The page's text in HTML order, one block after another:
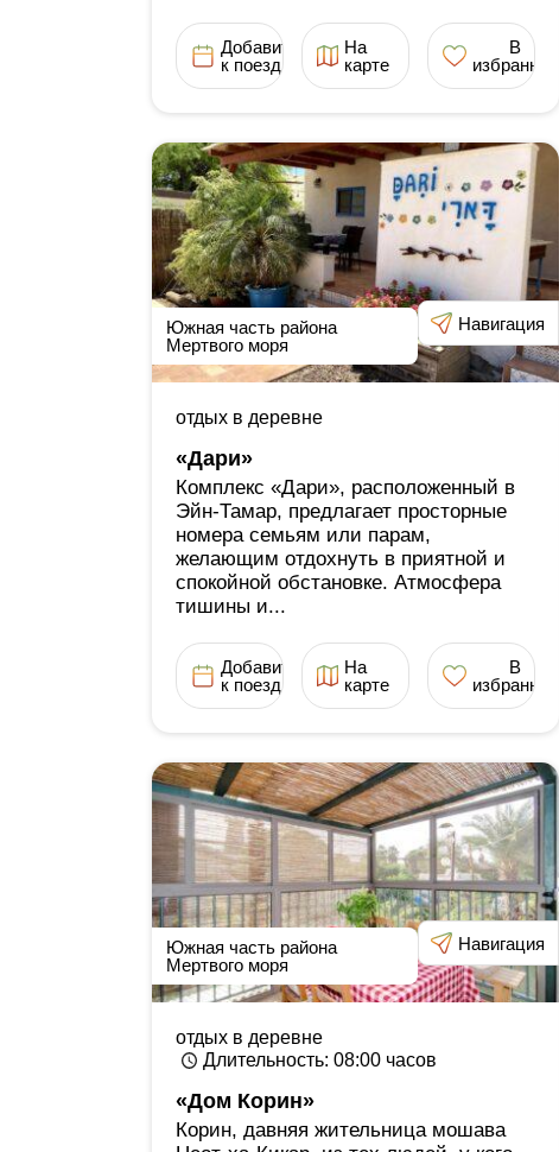
Добавить
к поездке
На
карте
В
избранное
Южная часть района
Мертвого моря
Навигация
отдых в деревне
«Дари»
Комплекс «Дари», расположенный в
Эйн-Тамар, предлагает просторные
номера семьям или парам,
желающим отдохнуть в приятной и
спокойной обстановке. Атмосфера
тишины и...
Добавить
к поездке
На
карте
В
избранное
Южная часть района
Мертвого моря
Навигация
отдых в деревне
Длительность: 08:00 часов
«Дом Корин»
Корин, давняя жительница мошава